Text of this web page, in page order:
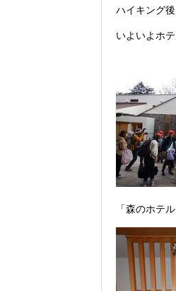
ハイキング
いよいよホ
「森のホテ